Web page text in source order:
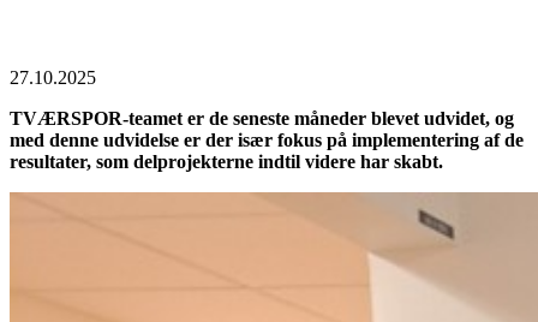
27.10.2025
TVÆRSPOR-teamet er de seneste måneder blevet udvidet, og
med denne udvidelse er der især fokus på implementering af de
resultater, som delprojekterne indtil videre har skabt.